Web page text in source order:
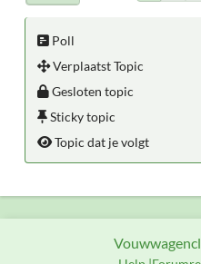
Poll
Verplaatst Topic
Gesloten topic
Sticky topic
Topic dat je volgt